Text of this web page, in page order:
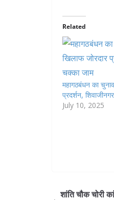
Related
महागठबंधन का
प्रदर्शन,
July 10, 2025
शांति चौक चोरी